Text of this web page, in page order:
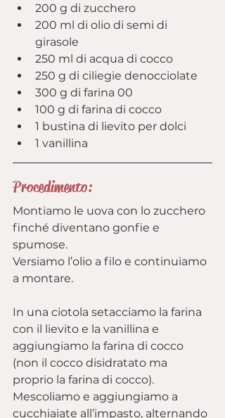
200 g di zucchero
200 ml di olio di semi di
girasole
250 ml di acqua di cocco
250 g di ciliegie denocciolate
300 g di farina 00
100 g di farina di cocco
1 bustina di lievito per dolci
1 vanillina
Procedimento:
Montiamo le uova con lo zucchero
finché diventano gonfie e
spumose.
Versiamo l’olio a filo e continuiamo
a montare.
In una ciotola setacciamo la farina
con il lievito e la vanillina e
aggiungiamo la farina di cocco
(non il cocco disidratato ma
proprio la farina di cocco).
Mescoliamo e aggiungiamo a
cucchiaiate all’impasto, alternando